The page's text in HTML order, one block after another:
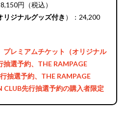
円（税込）
リジナルグッズ付き ）：24,200
レミアムチケット（オリジナル
抽選予約、THE RAMPAGE
抽選予約、THE RAMPAGE
CLUB先行抽選予約の購入者限定